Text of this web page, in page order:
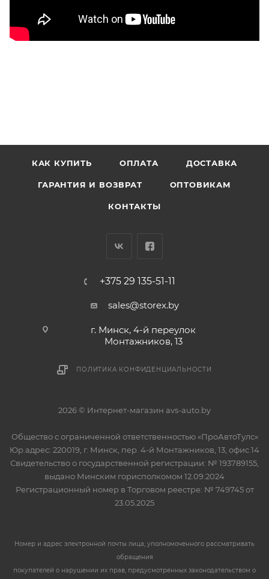
КАК КУПИТЬ ОПЛАТА ДОСТАВКА
ГАРАНТИЯ И ВОЗВРАТ ОПТОВИКАМ
КОНТАКТЫ
+375 29 135-51-11
sales@storex.by
г. Минск, 4-й переулок
Монтажников, 13
ПОЛИТИКА КОНФИДЕНЦИАЛЬНОСТИ
2026 © Интернет-магазин avs-auto.by
Общество с ограниченной ответственностью «ПроАвтоТулс»
Юр.адрес: 220019, г. Минск, пер. 4-й Монтажников, 13, офис 14
Свидетельство о государственной регистрации: № 193789155,
выдано Минским горисполкомом 12.09.2024
Регистрационный номер в Торговом реестре: № 749745 от
23.05.2025
Номер и адрес электронной почты лица, уполномоченного рассматривать
обращения
покупателей о нарушении их прав, предусмотренных законодательством о